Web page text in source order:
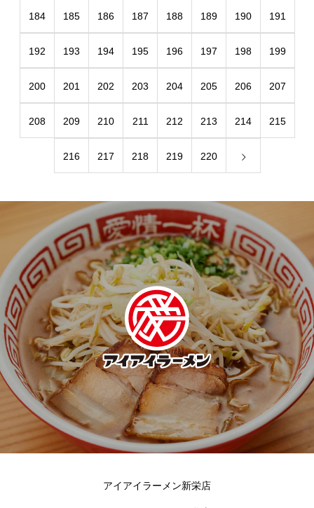
184 185 186 187 188 189 190 191
192 193 194 195 196 197 198 199
200 201 202 203 204 205 206 207
208 209 210 211 212 213 214 215
216 217 218 219 220
アイアイラーメン新栄店